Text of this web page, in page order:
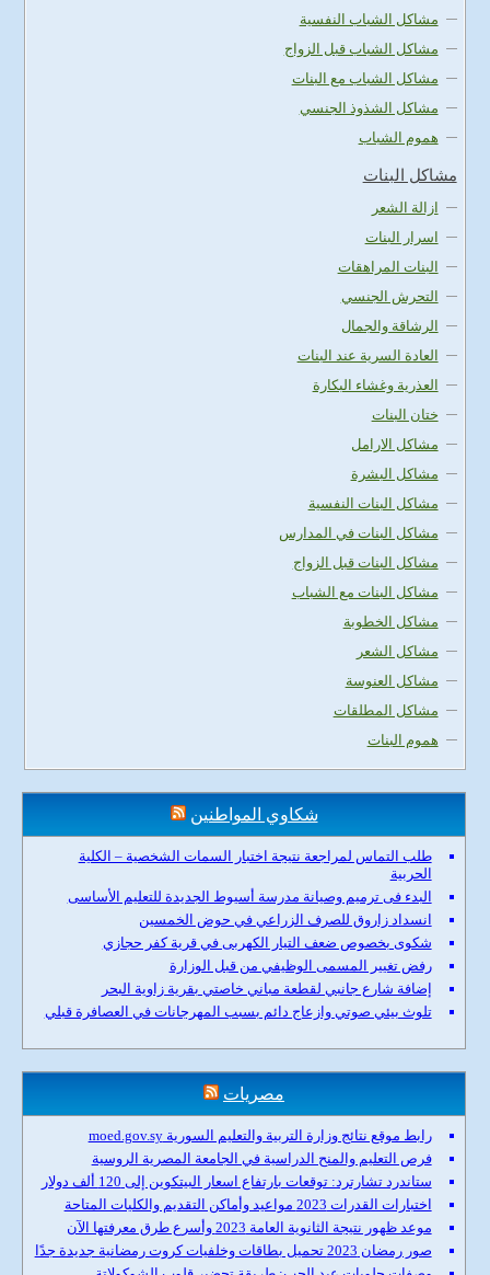
مشاكل الشباب النفسية
مشاكل الشباب قبل الزواج
مشاكل الشباب مع البنات
مشاكل الشذوذ الجنسي
هموم الشباب
مشاكل البنات
ازالة الشعر
اسرار البنات
البنات المراهقات
التحرش الجنسي
الرشاقة والجمال
العادة السرية عند البنات
العذرية وغشاء البكارة
ختان البنات
مشاكل الارامل
مشاكل البشرة
مشاكل البنات النفسية
مشاكل البنات في المدارس
مشاكل البنات قبل الزواج
مشاكل البنات مع الشباب
مشاكل الخطوبة
مشاكل الشعر
مشاكل العنوسة
مشاكل المطلقات
هموم البنات
شكاوي المواطنين
طلب التماس لمراجعة نتيجة اختبار السمات الشخصية – الكلية
الحربية
البدء فى ترميم وصيانة مدرسة أسيوط الجديدة للتعليم الأساسى
انسداد زاروق للصرف الزراعي في حوض الخمسين
شكوى بخصوص ضعف التيار الكهربى في قرية كفر حجازي
رفض تغيير المسمى الوظيفي من قبل الوزارة
إضافة شارع جانبي لقطعة مباني خاصتي بقرية زاوية البحر
تلوث بيئي صوتي وازعاج دائم بسبب المهرجانات في العصافرة قبلي
مصريات
رابط موقع نتائج وزارة التربية والتعليم السورية moed.gov.sy
فرص التعليم والمنح الدراسية في الجامعة المصرية الروسية
ستاندرد تشارترد: توقعات بارتفاع اسعار البيتكوين إلى 120 ألف دولار
اختبارات القدرات 2023 مواعيد وأماكن التقديم والكليات المتاحة
موعد ظهور نتيجة الثانوية العامة 2023 وأسرع طرق معرفتها الآن
صور رمضان 2023 تحميل بطاقات وخلفيات كروت رمضانية جديدة جدًا